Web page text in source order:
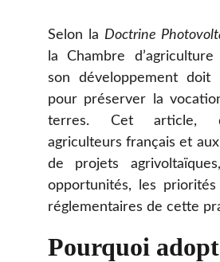
Selon la Doctrine
la Chambre
son développement doit
pour préserver la
terres. Cet article,
agriculteurs français et
de projets
opportunités, les
réglementaires de cette
Pourquoi